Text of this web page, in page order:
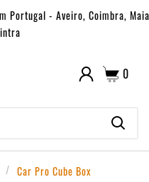
Portugal - Aveiro, Coimbra, Maia
0
Car Pro Cube Box